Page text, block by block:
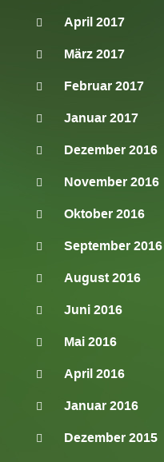
April 2017
März 2017
Februar 2017
Januar 2017
Dezember 2016
November 2016
Oktober 2016
September 2016
August 2016
Juni 2016
Mai 2016
April 2016
Januar 2016
Dezember 2015